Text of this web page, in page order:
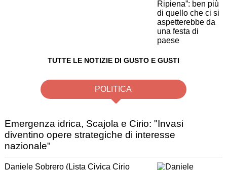
TUTTE LE NOTIZIE DI GUSTO E GUSTI
POLITICA
Emergenza idrica, Scajola e Cirio: "Invasi
diventino opere strategiche di interesse
nazionale"
Daniele Sobrero (Lista Civica Cirio